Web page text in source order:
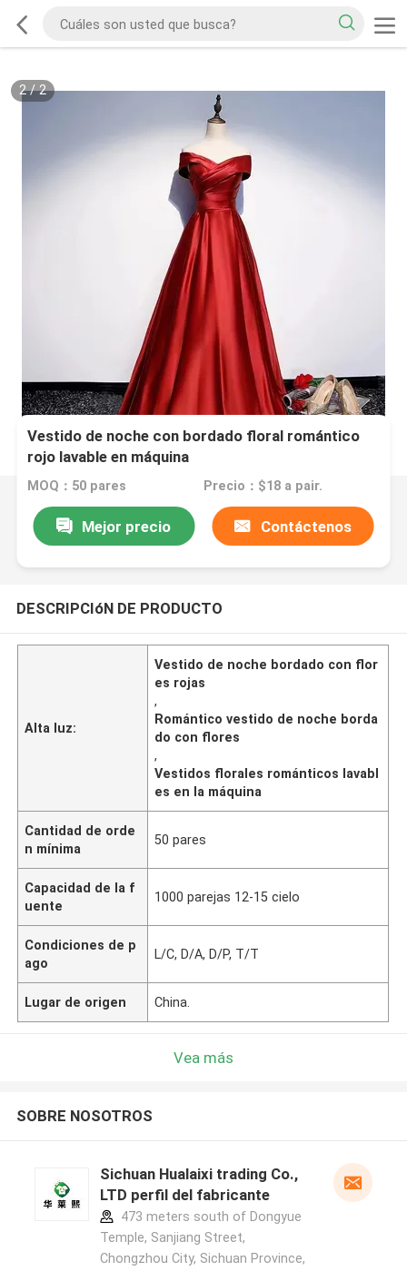
2/2
Vestido de noche con bordado floral romántico
rojo lavable en máquina
MOQ：50 pares Precio：$18 a pair.
Mejor precio Contáctenos
DESCRIPCIóN DE PRODUCTO
Alta luz:
Vestido de noche bordado con flor
es rojas
,
Romántico vestido de noche borda
do con flores
,
Vestidos florales románticos lavabl
es en la máquina
Cantidad de orde
n mínima
50 pares
Capacidad de la f
uente
1000 parejas 12-15 cielo
Condiciones de p
ago
L/C, D/A, D/P, T/T
Lugar de origen China.
Vea más
SOBRE NOSOTROS
Sichuan Hualaixi trading Co.,
LTD perfil del fabricante
473 meters south of Dongyue
Temple, Sanjiang Street,
Chongzhou City, Sichuan Province,